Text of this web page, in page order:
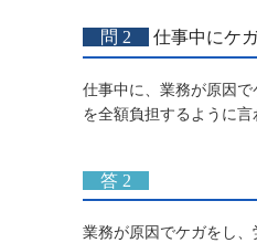
問 2 仕事中にケ
仕事中に、業務が原因
を全額負担するように
答 2
業務が原因でケガをし